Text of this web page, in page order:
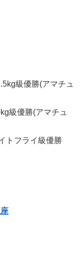
級優勝(アマチュ
級優勝(アマチュ
トフライ級優勝